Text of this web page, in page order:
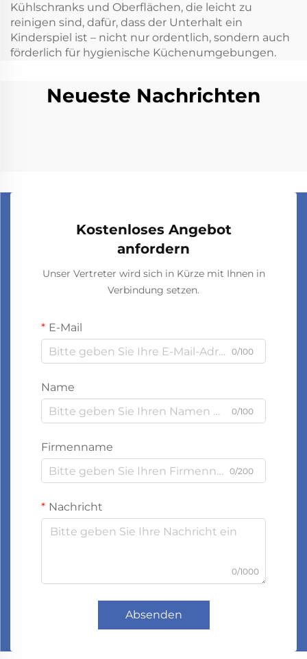
Kühlschranks und Oberflächen, die leicht zu
reinigen sind, dafür, dass der Unterhalt ein
Kinderspiel ist – nicht nur ordentlich, sondern auch
förderlich für hygienische Küchenumgebungen.
Neueste Nachrichten
Kostenloses Angebot
anfordern
Unser Vertreter wird sich in Kürze mit Ihnen in
Verbindung setzen.
E-Mail
0/100
Name
0/100
Firmenname
0/200
Nachricht
0/1000
Absenden